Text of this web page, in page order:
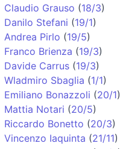
Claudio Grauso (18/3)
Danilo Stefani (19/1)
Andrea Pirlo (19/5)
Franco Brienza (19/3)
Davide Carrus (19/3)
Wladmiro Sbaglia (1/1)
Emiliano Bonazzoli (20/1)
Mattia Notari (20/5)
Riccardo Bonetto (20/3)
Vincenzo Iaquinta (21/11)